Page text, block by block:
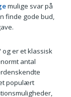
mulige svar på
finde gode bud,
er et klassisk
antal
populært